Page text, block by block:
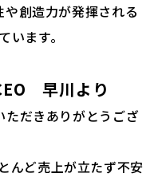
創造力が発揮される
ます。
早川より
だきありがとうござ
んど売上が立たず不安